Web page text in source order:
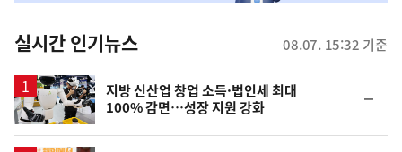
뉴
스
실시간 인기뉴스 08.07. 15:32 기준
지방 신산업 창업 소득·법인세 최대
100% 감면…성장 지원 강화
일